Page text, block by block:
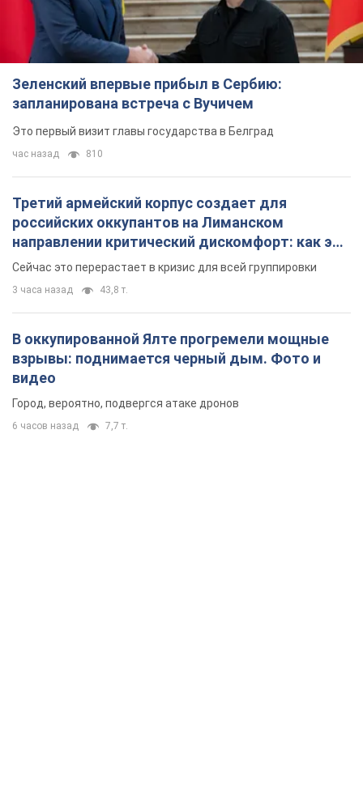
Третий армейский корпус создает для
российских оккупантов на Лиманском
направлении критический дискомфорт: как это
удалось
Сейчас это перерастает в кризис для всей группировки
3 часа назад 43,8 т.
В оккупированной Ялте прогремели мощные
взрывы: поднимается черный дым. Фото и
видео
Город, вероятно, подвергся атаке дронов
6 часов назад 7,7 т.